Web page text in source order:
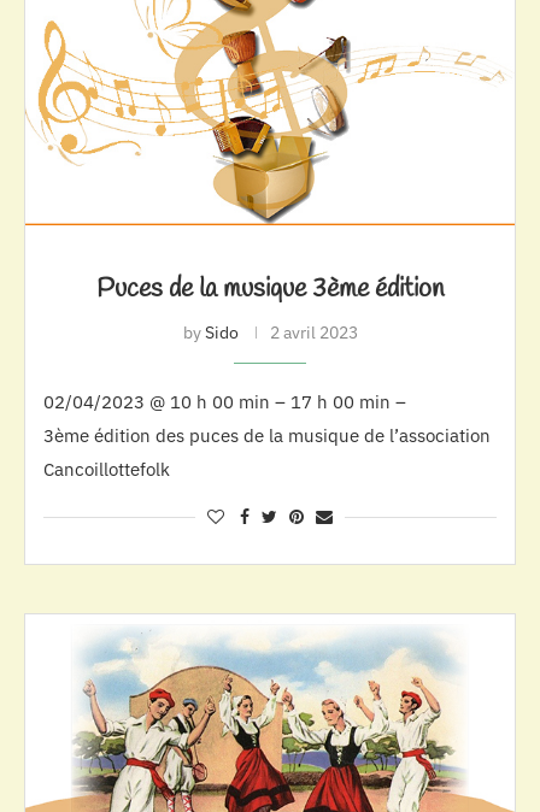
Puces de la musique 3ème édition
bySido 2 avril 2023
02/04/2023 @ 10 h 00 min – 17 h 00 min –
3ème édition des puces de la musique de l’association
Cancoillottefolk